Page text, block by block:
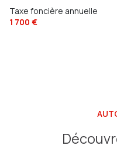
Taxe foncière annuelle
1 700 €